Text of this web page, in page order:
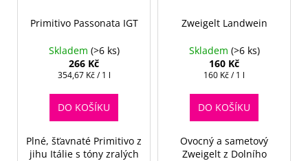
Primitivo Passonata IGT
Skladem (>6 ks)
266 Kč
Měrná
354,67 Kč / 1 l
DO KOŠÍKU
Plné, šťavnaté Primitivo z
jihu Itálie s tóny zralých
Zweigelt Landwein
Skladem (>6 ks)
160 Kč
Měrná
160 Kč / 1 l
DO KOŠÍKU
Ovocný a sametový
Zweigelt z Dolního